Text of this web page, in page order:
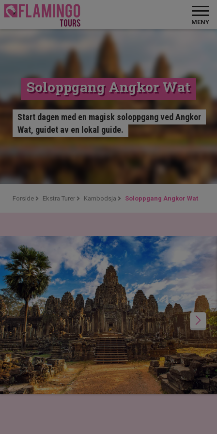
MENY
Soloppgang Angkor Wat
Start dagen med en magisk soloppgang ved Angkor
Wat, guidet av en lokal guide.
Forside Ekstra Turer Kambodsja Soloppgang Angkor Wat